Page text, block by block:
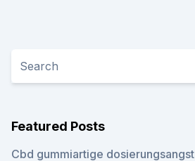
Featured Posts
Cbd gummiartige dosierungsangst